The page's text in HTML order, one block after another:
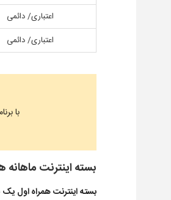
اعتباری/ دائمی
اعتباری/ دائمی
با برنامه همیاب۲۴ به طور
بسته اینترنت ماهانه
بسته اینترنت همراه اول